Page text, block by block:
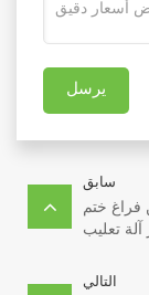
يرسل
سابق
فراغ ختم
آلة تعليب
التالي